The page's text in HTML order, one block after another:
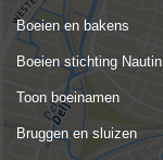
Boeien en bakens
Boeien stichting Nautin
Toon boeinamen
Bruggen en sluizen